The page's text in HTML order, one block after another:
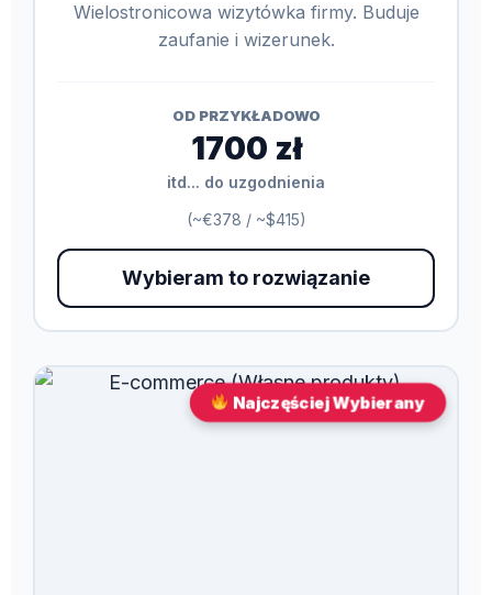
Wielostronicowa wizytówka firmy. Buduje
zaufanie i wizerunek.
OD PRZYKŁADOWO
1700 zł
itd... do uzgodnienia
(~€378 / ~$415)
Wybieram to rozwiązanie
Najczęściej Wybierany